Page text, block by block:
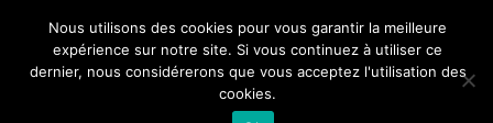
contenu
Actualités de Lorraine pour les Lorrains
Nous utilisons des cookies pour vous garantir la meilleure
expérience sur notre site. Si vous continuez à utiliser ce
dernier, nous considérerons que vous acceptez l'utilisation des
cookies.